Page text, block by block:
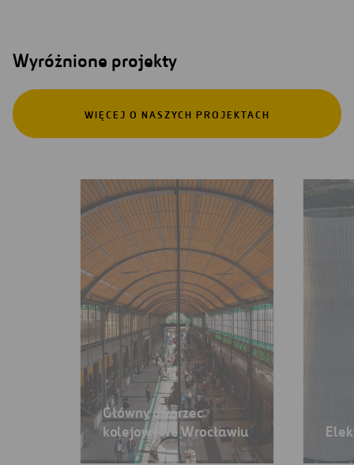
Wyróżnione projekty
WIĘCEJ O NASZYCH PROJEKTACH
Główny dworzec
kolejowy we Wrocławiu